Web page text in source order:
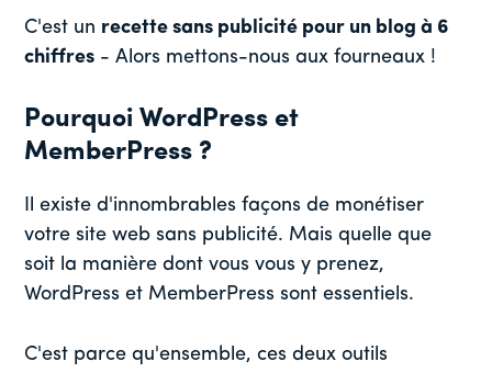
C'est un recette sans publicité pour un blog à 6
chiffres - Alors mettons-nous aux fourneaux !
Pourquoi WordPress et
MemberPress ?
Il existe d'innombrables façons de monétiser
votre site web sans publicité. Mais quelle que
soit la manière dont vous vous y prenez,
WordPress et MemberPress sont essentiels.
C'est parce qu'ensemble, ces deux outils